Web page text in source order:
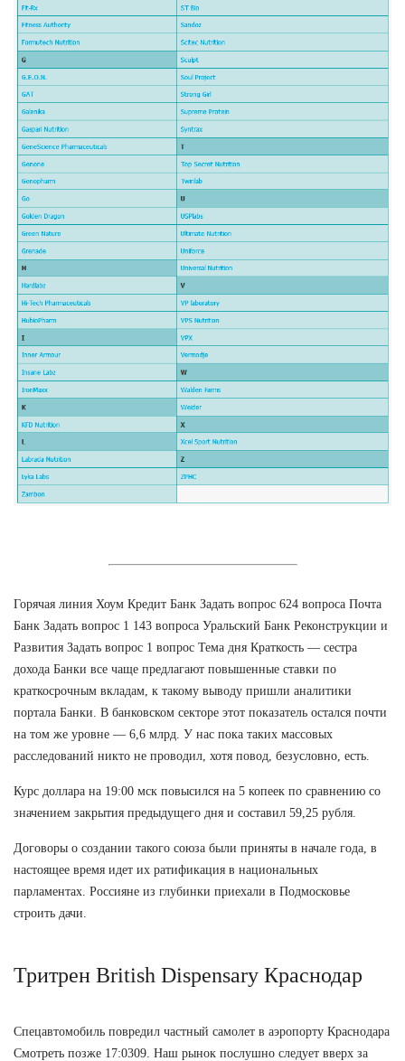
Горячая линия Хоум Кредит Банк Задать вопрос 624 вопроса Почта
Банк Задать вопрос 1 143 вопроса Уральский Банк Реконструкции и
Развития Задать вопрос 1 вопрос Тема дня Краткость — сестра
дохода Банки все чаще предлагают повышенные ставки по
краткосрочным вкладам, к такому выводу пришли аналитики
портала Банки. В банковском секторе этот показатель остался почти
на том же уровне — 6,6 млрд. У нас пока таких массовых
расследований никто не проводил, хотя повод, безусловно, есть.
Курс доллара на 19:00 мск повысился на 5 копеек по сравнению со
значением закрытия предыдущего дня и составил 59,25 рубля.
Договоры о создании такого союза были приняты в начале года, в
настоящее время идет их ратификация в национальных
парламентах. Россияне из глубинки приехали в Подмосковье
строить дачи.
Тритрен British Dispensary Краснодар
Спецавтомобиль повредил частный самолет в аэропорту Краснодара
Смотреть позже 17:0309. Наш рынок послушно следует вверх за